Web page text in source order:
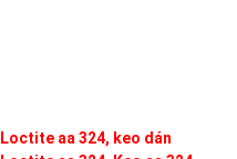
Loctite aa 324, keo dán